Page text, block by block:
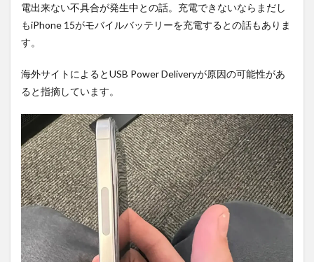
電出来ない不具合が発生中との話。充電できないならまだし
もiPhone 15がモバイルバッテリーを充電するとの話もありま
す。
海外サイトによるとUSB Power Deliveryが原因の可能性があ
ると指摘しています。